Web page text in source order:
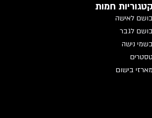
קטגוריות חמות
בושם לאישה
בושם לגבר
בשמי נישה
טסטרים
מארזי בישום